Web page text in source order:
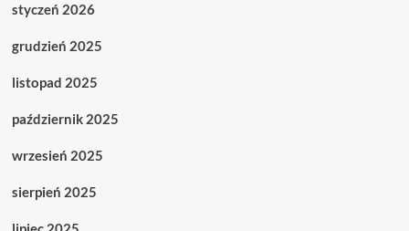
styczeń 2026
grudzień 2025
listopad 2025
październik 2025
wrzesień 2025
sierpień 2025